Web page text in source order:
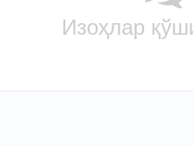
Изоҳлар